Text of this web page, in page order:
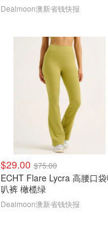
Dealmoon澳新省钱快报
$29.00 $75.00
ECHT Flare Lycra 高腰口
叭裤 橄榄绿
Dealmoon澳新省钱快报